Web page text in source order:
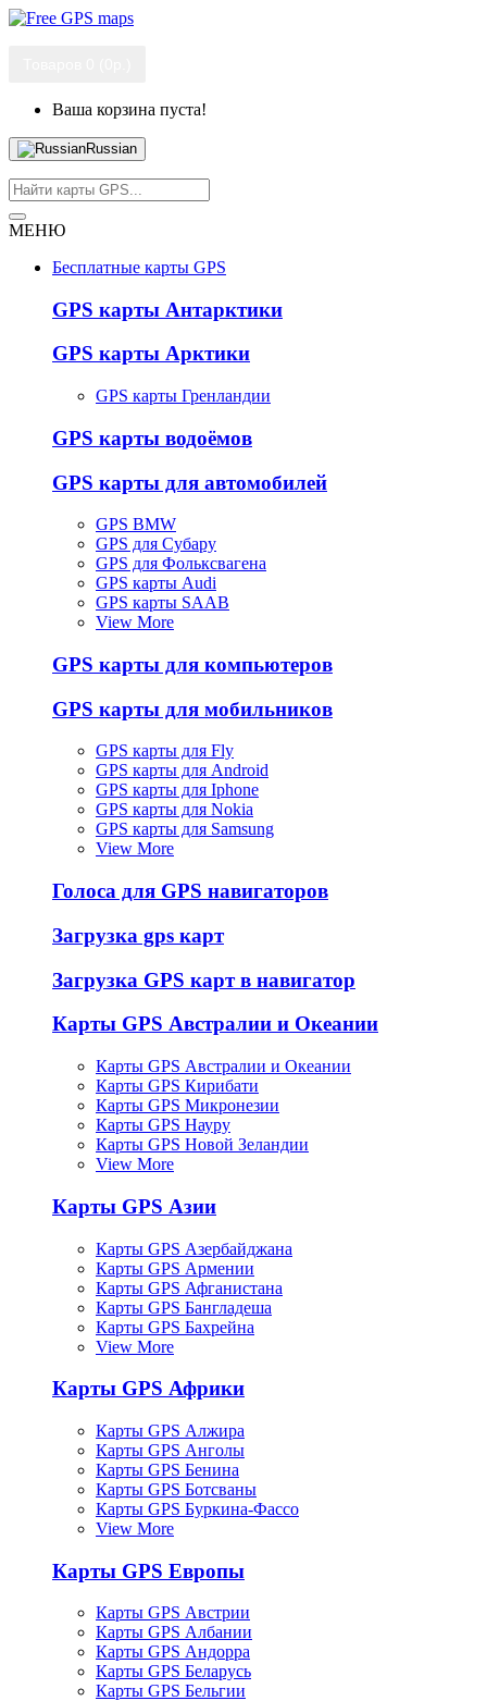
Ваша корзина пуста!
Russian
МЕНЮ
Бесплатные карты GPS
GPS карты Антарктики
GPS карты Арктики
GPS карты Гренландии
GPS карты водоёмов
GPS карты для автомобилей
GPS BMW
GPS для Субару
GPS для Фольксвагена
GPS карты Audi
GPS карты SAAB
View More
GPS карты для компьютеров
GPS карты для мобильников
GPS карты для Fly
GPS карты для Android
GPS карты для Iphone
GPS карты для Nokia
GPS карты для Samsung
View More
Голоса для GPS навигаторов
Загрузка gps карт
Загрузка GPS карт в навигатор
Карты GPS Австралии и Океании
Карты GPS Австралии и Океании
Карты GPS Кирибати
Карты GPS Микронезии
Карты GPS Науру
Карты GPS Новой Зеландии
View More
Карты GPS Азии
Карты GPS Азербайджана
Карты GPS Армении
Карты GPS Афганистана
Карты GPS Бангладеша
Карты GPS Бахрейна
View More
Карты GPS Африки
Карты GPS Алжира
Карты GPS Анголы
Карты GPS Бенина
Карты GPS Ботсваны
Карты GPS Буркина-Фассо
View More
Карты GPS Европы
Карты GPS Австрии
Карты GPS Албании
Карты GPS Андорра
Карты GPS Беларусь
Карты GPS Бельгии